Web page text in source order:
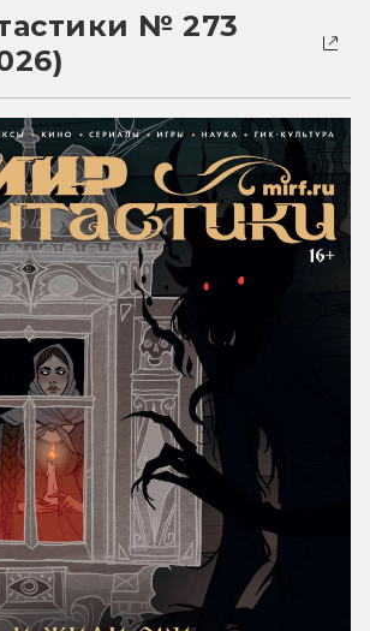
№ 273